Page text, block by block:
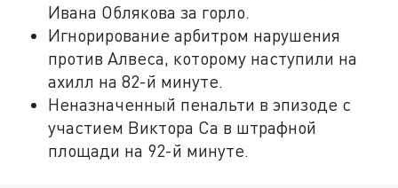
Ивана Облякова за горло.
Игнорирование арбитром нарушения
против Алвеса, которому наступили на
ахилл на 82-й минуте.
Неназначенный пенальти в эпизоде с
участием Виктора Са в штрафной
площади на 92-й минуте.